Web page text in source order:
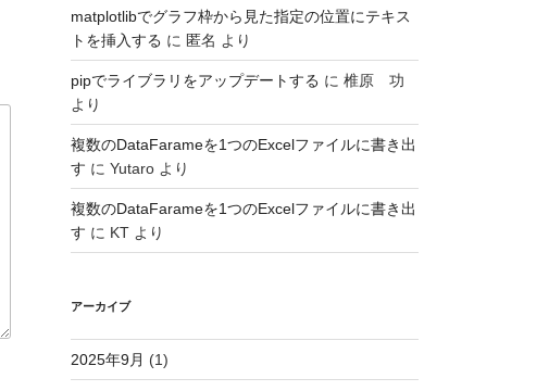
matplotlibでグラフ枠から見た指定の位置にテキス
トを挿入する に 匿名 より
pipでライブラリをアップデートする に 椎原 功
より
複数のDataFarameを1つのExcelファイルに書き出
す に Yutaroより
複数のDataFarameを1つのExcelファイルに書き出
す に KTより
アーカイブ
2025年9月 (1)